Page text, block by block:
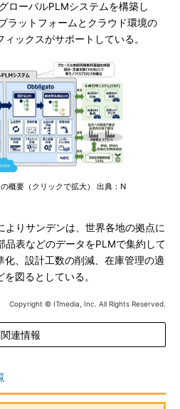
ローバルPLMシステムを構築し
ラットフォームとクラウド環境の
ックスがサポートしている。
概要（クリックで拡大） 出典：N
りサンデンは、世界各地の拠点に
品表などのデータをPLMで集約して
、設計工数の削減、在庫管理の適
図るとしている。
Copyright © ITmedia, Inc. All Rights Reserved.
関連情報